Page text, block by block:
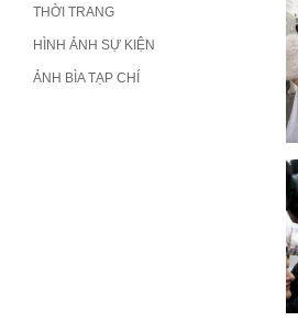
THỜI TRANG
HÌNH ẢNH SỰ KIỆN
ẢNH BÌA TẠP CHÍ